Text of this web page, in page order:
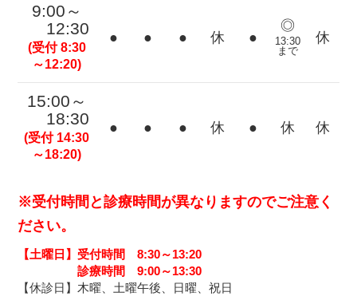
9:00～
12:30
(受付 8:30
～12:20)
● ● ● 休 ●
◎
13:30
まで
休
15:00～
18:30
(受付 14:30
～18:20)
● ● ● 休 ● 休 休
※受付時間と診療時間が異なりますのでご注意く
ださい。
【土曜日】 受付時間 8:30～13:20
診療時間 9:00～13:30
【休診日】木曜、土曜午後、日曜、祝日